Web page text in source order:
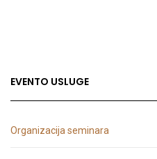
EVENTO USLUGE
Organizacija seminara